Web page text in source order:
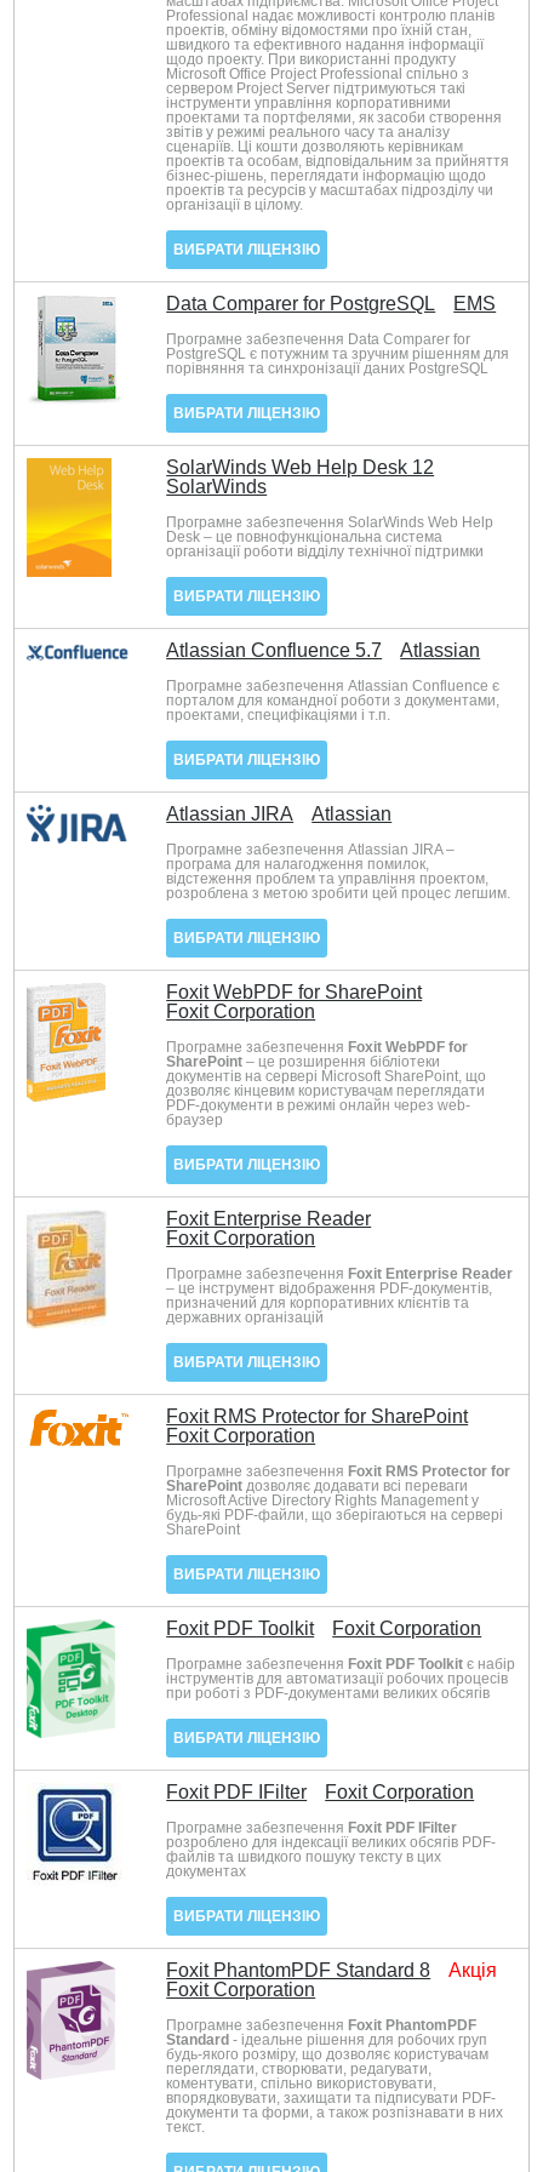
Professional надає можливості контролю планів
проектів, обміну відомостями про їхній стан,
швидкого та ефективного надання інформації
щодо проекту. При використанні продукту
Microsoft Office Project Professional спільно з
сервером Project Server підтримуються такі
інструменти управління корпоративними
проектами та портфелями, як засоби створення
звітів у режимі реального часу та аналізу
сценаріїв. Ці кошти дозволяють керівникам
проектів та особам, відповідальним за прийняття
бізнес-рішень, переглядати інформацію щодо
проектів та ресурсів у масштабах підрозділу чи
організації в цілому.
ВИБРАТИ ЛІЦЕНЗІЮ
Data Comparer for PostgreSQL EMS
Програмне забезпечення Data Comparer for
PostgreSQL є потужним та зручним рішенням для
порівняння та синхронізації даних PostgreSQL
ВИБРАТИ ЛІЦЕНЗІЮ
SolarWinds Web Help Desk 12
SolarWinds
Програмне забезпечення SolarWinds Web Help
Desk – це повнофункціональна система
організації роботи відділу технічної підтримки
ВИБРАТИ ЛІЦЕНЗІЮ
Atlassian Confluence 5.7 Atlassian
Програмне забезпечення Atlassian Сonfluence є
порталом для командної роботи з документами,
проектами, специфікаціями і т.п.
ВИБРАТИ ЛІЦЕНЗІЮ
Atlassian JIRA Atlassian
Програмне забезпечення Atlassian JIRA –
програма для налагодження помилок,
відстеження проблем та управління проектом,
розроблена з метою зробити цей процес легшим.
ВИБРАТИ ЛІЦЕНЗІЮ
Foxit WebPDF for SharePoint
Foxit Corporation
Програмне забезпечення Foxit WebPDF for
SharePoint – це розширення бібліотеки
документів на сервері Microsoft SharePoint, що
дозволяє кінцевим користувачам переглядати
PDF-документи в режимі онлайн через web-
браузер
ВИБРАТИ ЛІЦЕНЗІЮ
Foxit Enterprise Reader
Foxit Corporation
Програмне забезпечення Foxit Enterprise Reader
– це інструмент відображення PDF-документів,
призначений для корпоративних клієнтів та
державних організацій
ВИБРАТИ ЛІЦЕНЗІЮ
Foxit RMS Protector for SharePoint
Foxit Corporation
Програмне забезпечення Foxit RMS Protector for
SharePoint дозволяє додавати всі переваги
Microsoft Active Directory Rights Management у
будь-які PDF-файли, що зберігаються на сервері
SharePoint
ВИБРАТИ ЛІЦЕНЗІЮ
Foxit PDF Toolkit Foxit Corporation
Програмне забезпечення Foxit PDF Toolkit є набір
інструментів для автоматизації робочих процесів
при роботі з PDF-документами великих обсягів
ВИБРАТИ ЛІЦЕНЗІЮ
Foxit PDF IFilter Foxit Corporation
Програмне забезпечення Foxit PDF IFilter
розроблено для індексації великих обсягів PDF-
файлів та швидкого пошуку тексту в цих
документах
ВИБРАТИ ЛІЦЕНЗІЮ
Foxit PhantomPDF Standard 8
Foxit Corporation
Акція
Програмне забезпечення Foxit PhantomPDF
Standard - ідеальне рішення для робочих груп
будь-якого розміру, що дозволяє користувачам
переглядати, створювати, редагувати,
коментувати, спільно використовувати,
впорядковувати, захищати та підписувати PDF-
документи та форми, а також розпізнавати в них
текст.